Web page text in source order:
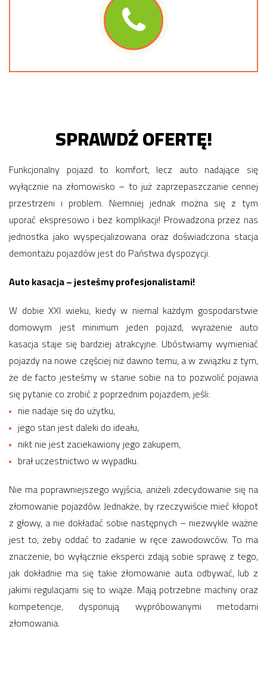
SPRAWDŹ OFERTĘ!
Funkcjonalny pojazd to komfort, lecz auto nadające się
wyłącznie na złomowisko – to już zaprzepaszczanie cennej
przestrzeni i problem. Niemniej jednak można się z tym
uporać ekspresowo i bez komplikacji! Prowadzona przez nas
jednostka jako wyspecjalizowana oraz doświadczona stacja
demontażu pojazdów jest do Państwa dyspozycji.
Auto kasacja – jesteśmy profesjonalistami!
W dobie XXI wieku, kiedy w niemal każdym gospodarstwie
domowym jest minimum jeden pojazd, wyrażenie auto
kasacja staje się bardziej atrakcyjne. Ubóstwiamy wymieniać
pojazdy na nowe częściej niż dawno temu, a w związku z tym,
że de facto jesteśmy w stanie sobie na to pozwolić pojawia
się pytanie co zrobić z poprzednim pojazdem, jeśli:
nie nadaje się do użytku,
jego stan jest daleki do ideału,
nikt nie jest zaciekawiony jego zakupem,
brał uczestnictwo w wypadku.
Nie ma poprawniejszego wyjścia, aniżeli zdecydowanie się na
złomowanie pojazdów. Jednakże, by rzeczywiście mieć kłopot
z głowy, a nie dokładać sobie następnych – niezwykle ważne
jest to, żeby oddać to zadanie w ręce zawodowców. To ma
znaczenie, bo wyłącznie eksperci zdają sobie sprawę z tego,
jak dokładnie ma się takie złomowanie auta odbywać, lub z
jakimi regulacjami się to wiąże. Mają potrzebne machiny oraz
kompetencje, dysponują wypróbowanymi metodami
złomowania.